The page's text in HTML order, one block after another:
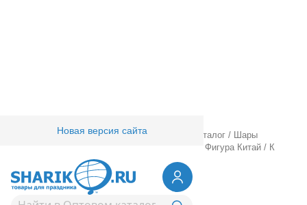
Новая версия сайта
Товары для праздника/ Оптовый каталог /
Шары
Фигура Китай / К
ФИГУРА Бабочка черно-красная